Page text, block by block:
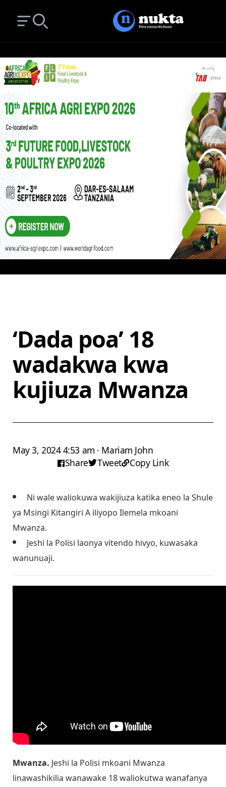
Open main menu
‘Dada poa’ 18
wadakwa kwa
kujiuza Mwanza
May 3, 2024 4:53 am · Mariam John
Share
Tweet Copy Link
Ni wale waliokuwa wakijiuza katika eneo la Shule
ya Msingi Kitangiri A iliyopo Ilemela mkoani
Mwanza.
Jeshi la Polisi laonya vitendo hivyo, kuwasaka
wanunuaji.
Mwanza. Jeshi la Polisi mkoani Mwanza
linawashikilia wanawake 18 waliokutwa wanafanya